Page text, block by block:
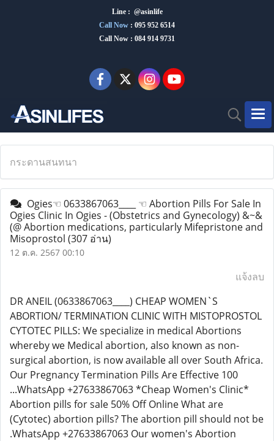
Line : @asinlife
Call Now : 095 952 6514
Call Now : 084 914 9731
กระดานสนทนา
Ogies☜ 0633867063____ ☜ Abortion Pills For Sale In
Ogies Clinic In Ogies - (Obstetrics and Gynecology) &~&
(@ Abortion medications, particularly Mifepristone and
Misoprostol (307 อ่าน)
12 ต.ค. 2567 00:10
แจ้งลบ
DR ANEIL (0633867063____) CHEAP WOMEN`S
ABORTION/ TERMINATION CLINIC WITH MISTOPROSTOL
CYTOTEC PILLS: We specialize in medical Abortions
whereby we Medical abortion, also known as non-
surgical abortion, is now available all over South Africa.
Our Pregnancy Termination Pills Are Effective 100
...WhatsApp +27633867063 *Cheap Women's Clinic*
Abortion pills for sale 50% Off Online What are
(Cytotec) abortion pills? The abortion pill should not be
.WhatsApp +27633867063 Our women's Abortion